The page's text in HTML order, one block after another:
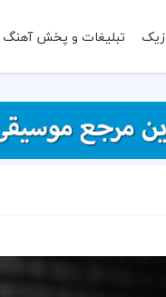
تبلیغات و پخش آهنگ